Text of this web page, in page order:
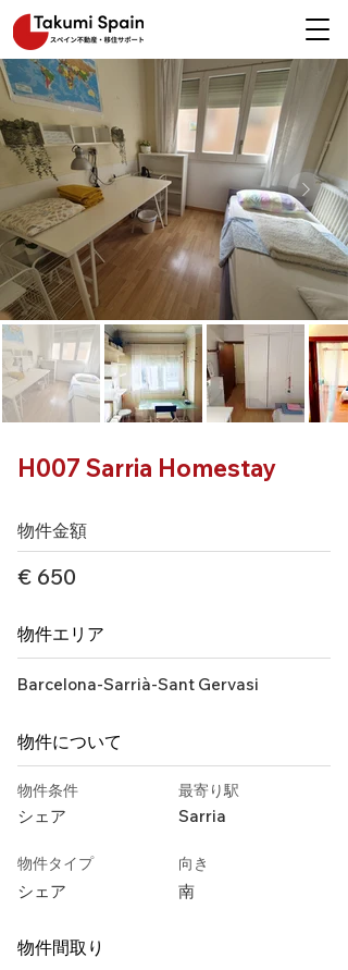
H007 Sarria Homestay
物件金額
€ 650
物件エリア
Barcelona-Sarrià-Sant Gervasi
物件について
物件条件
シェア
最寄り駅
Sarria
物件タイプ
シェア
向き
南
物件間取り